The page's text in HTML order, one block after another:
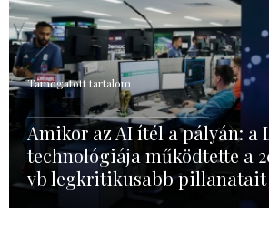
Támogatott tartalom
Amikor az AI ítél a pályán: a
technológiája működtette a
vb legkritikusabb pillanatait